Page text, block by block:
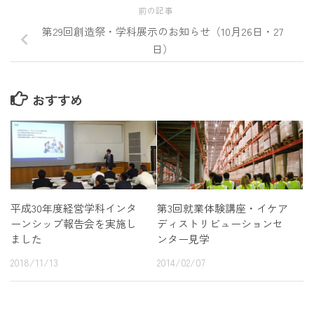
前の記事
第29回創造祭・学科展示のお知らせ（10月26日・27
日）
おすすめ
平成30年度経営学科インタ
ーンシップ報告会を実施し
ました
2018/11/13
第3回就業体験講座・イケア
ディストリビューションセ
ンター見学
2014/02/07